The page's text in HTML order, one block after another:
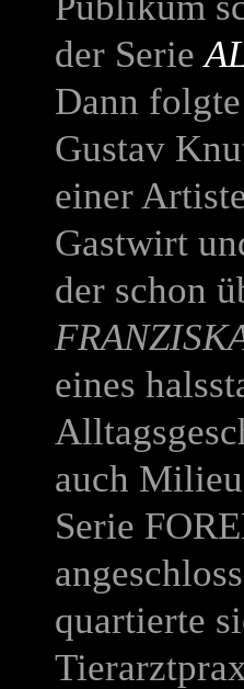
der Serie
Dann folgte
Gustav
einer
Gastwirt
der schon
eines
auch
Serie
quartierte